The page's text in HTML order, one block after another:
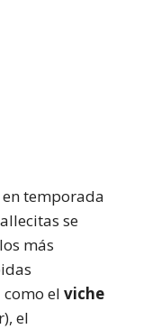
temporada
se
más
el viche
el